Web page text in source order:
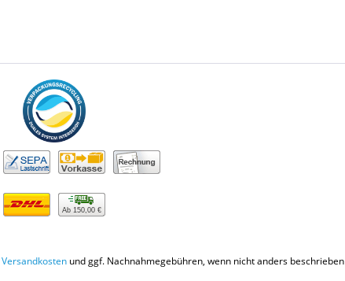
Ab 150,00 €
Versandkosten und ggf. Nachnahmegebühren, wenn nicht anders beschrieben